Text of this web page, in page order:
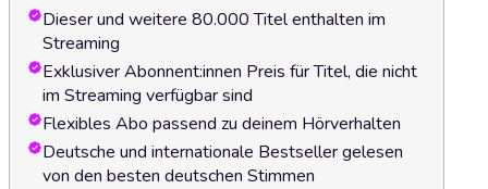
Dieser und weitere 80.000 Titel enthalten im
Streaming
Exklusiver Abonnent:innen Preis für Titel, die nicht
im Streaming verfügbar sind
Flexibles Abo passend zu deinem Hörverhalten
Deutsche und internationale Bestseller gelesen
von den besten deutschen Stimmen